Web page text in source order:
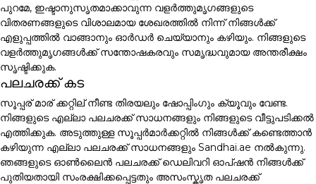
പുറമേ, ഇഷ്ടാനുസൃതമാക്കാവുന്ന വളർത്തുമൃഗങ്ങളുടെ
വിതരണങ്ങളുടെ വിശാലമായ ശേഖരത്തിൽ നിന്ന് നിങ്ങൾക്ക്
എളുപ്പത്തിൽ വാങ്ങാനും ഓർഡർ ചെയ്യാനും കഴിയും. നിങ്ങളുടെ
വളർത്തുമൃഗങ്ങൾക്ക് സന്തോഷകരവും സമൃദ്ധവുമായ അന്തരീക്ഷം
സൃഷ്ടിക്കുക.
പലചരക്ക് കട
സൂപ്പര് മാര് ക്കറ്റില് നീണ്ട തിരയലും ഷോപ്പിംഗും ക്യൂവും വേണ്ട.
നിങ്ങളുടെ എല്ലാ പലചരക്ക് സാധനങ്ങളും നിങ്ങളുടെ വീട്ടുപടിക്കൽ
എത്തിക്കുക. അടുത്തുള്ള സൂപ്പർമാർക്കറ്റിൽ നിങ്ങൾക്ക് കണ്ടെത്താൻ
കഴിയുന്ന എല്ലാ പലചരക്ക് സാധനങ്ങളും Sandhai.ae നൽകുന്നു.
ഞങ്ങളുടെ ഓൺലൈൻ പലചരക്ക് ഡെലിവറി ഓപ്ഷൻ നിങ്ങൾക്ക്
പുതിയതായി സംരക്ഷിക്കപ്പെട്ടതും അസംസ്കൃത പലചരക്ക്